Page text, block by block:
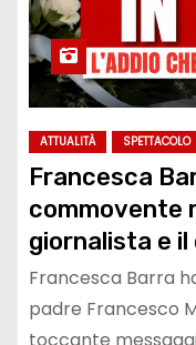
ATTUALITÀ SPETTACOLO
Francesca
commovente
giornalista e il
arrivato
Francesca Barra
padre Francesco